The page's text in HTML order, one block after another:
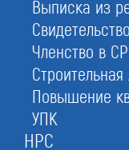
Выписка из
Членство в
Повышение
УПК
НРС
Внести
архитектора,